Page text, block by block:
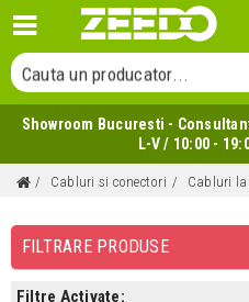
Cauta o categorie...
Cauta un producator...
Cauta un produs...
Showroom Bucuresti -
L-V / 10:00 -
Cabluri si conectori Cabluri la
FILTRARE PRODUSE
Filtre Activate: